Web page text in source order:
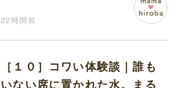
22時間前
［１０］コワい体験談｜誰も
いない席に置かれた水。まる